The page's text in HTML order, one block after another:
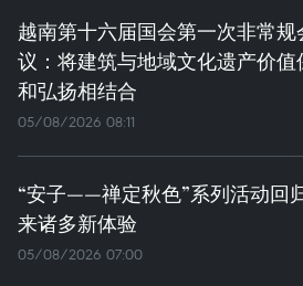
越南第十六届国会第一次非常规
议：将建筑与地域文化遗产价值
和弘扬相结合
05/08/2026 08:11
“安子——禅定秋色”系列活动回
来诸多新体验
05/08/2026 07:00